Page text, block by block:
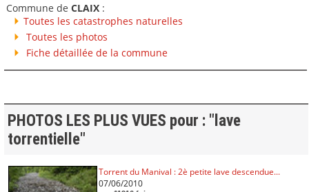
Commune de CLAIX:
Toutes les catastrophes naturelles
Toutes les photos
Fiche détaillée de la commune
PHOTOS LES PLUS VUES pour : "lave
torrentielle"
Torrent du Manival : 2è petite lave descendue...
07/06/2010